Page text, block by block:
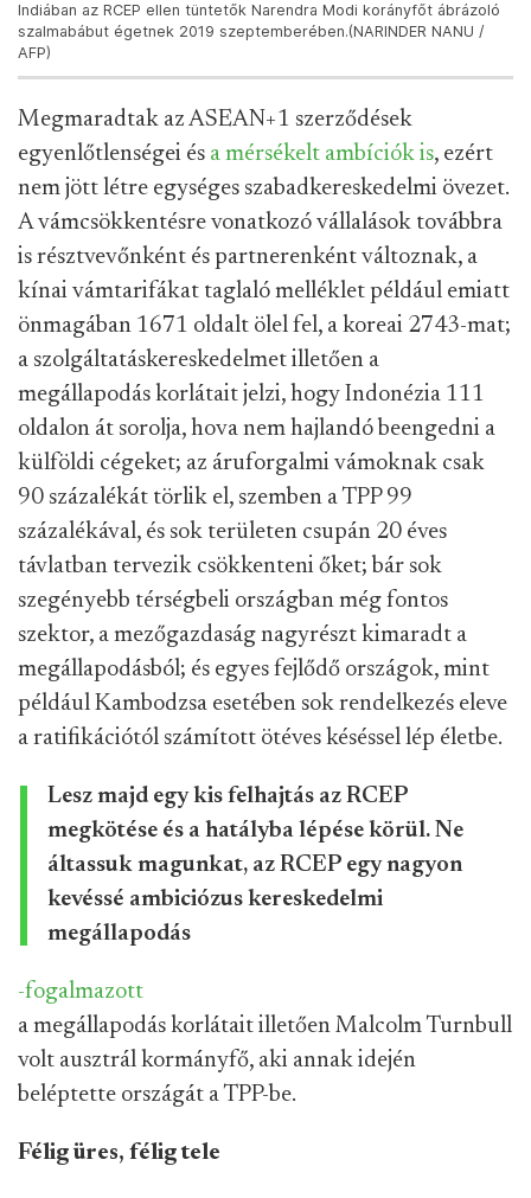
Indiában az RCEP ellen tüntetők Narendra Modi korányfőt ábrázoló
szalmabábut égetnek 2019 szeptemberében.(NARINDER NANU /
AFP)
Megmaradtak az ASEAN+1 szerződések
egyenlőtlenségei és a mérsékelt ambíciók is, ezért
nem jött létre egységes szabadkereskedelmi övezet.
A vámcsökkentésre vonatkozó vállalások továbbra
is résztvevőnként és partnerenként változnak, a
kínai vámtarifákat taglaló melléklet például emiatt
önmagában 1671 oldalt ölel fel, a koreai 2743-mat;
a szolgáltatáskereskedelmet illetően a
megállapodás korlátait jelzi, hogy Indonézia 111
oldalon át sorolja, hova nem hajlandó beengedni a
külföldi cégeket; az áruforgalmi vámoknak csak
90 százalékát törlik el, szemben a TPP 99
százalékával, és sok területen csupán 20 éves
távlatban tervezik csökkenteni őket; bár sok
szegényebb térségbeli országban még fontos
szektor, a mezőgazdaság nagyrészt kimaradt a
megállapodásból; és egyes fejlődő országok, mint
például Kambodzsa esetében sok rendelkezés eleve
a ratifikációtól számított ötéves késéssel lép életbe.
Lesz majd egy kis felhajtás az RCEP
megkötése és a hatályba lépése körül. Ne
áltassuk magunkat, az RCEP egy nagyon
kevéssé ambiciózus kereskedelmi
megállapodás
-fogalmazott
a megállapodás korlátait illetően Malcolm Turnbull
volt ausztrál kormányfő, aki annak idején
beléptette országát a TPP-be.
Félig üres, félig tele